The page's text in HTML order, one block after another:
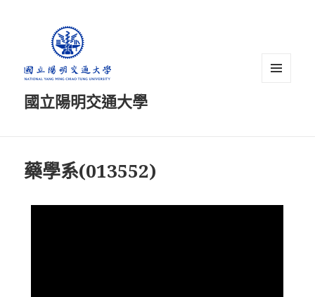
國立陽明交通大學
藥學系(013552)